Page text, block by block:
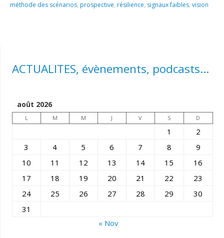
méthode des scénarios, prospective, résilience, signaux faibles,vision
ACTUALITES, évènements, podcasts...
août 2026
L M M J V S D
1
2
3
4 5 6 7 8
9
10
11 12 13 14 15
16
17
18 19 20 21 22
23
24
25 26 27 28 29
30
31
« Nov